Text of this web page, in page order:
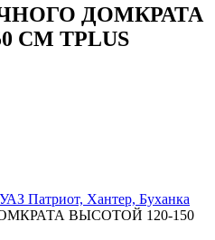
ДОМКРАТА
СМ TPLUS
Патриот, Хантер, Буханка
ВЫСОТОЙ 120-150